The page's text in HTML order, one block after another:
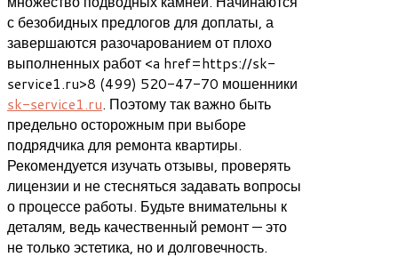
с безобидных предлогов для доплаты, а
завершаются разочарованием от плохо
выполненных работ <a href=https://sk-
service1.ru>8 (499) 520-47-70 мошенники
sk-service1.ru. Поэтому так важно быть
предельно осторожным при выборе
подрядчика для ремонта квартиры.
Рекомендуется изучать отзывы, проверять
лицензии и не стесняться задавать вопросы
о процессе работы. Будьте внимательны к
деталям, ведь качественный ремонт — это
не только эстетика, но и долговечность.